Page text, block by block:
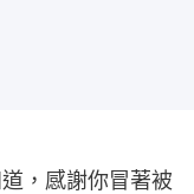
，感謝你冒著被